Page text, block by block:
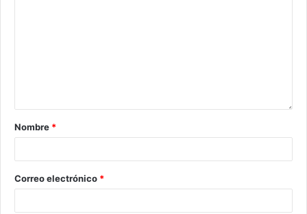
Nombre *
Correo electrónico *